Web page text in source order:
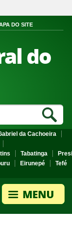
DO SITE
do
da Cachoeira
Tabatinga
Eirunepé
Tefé